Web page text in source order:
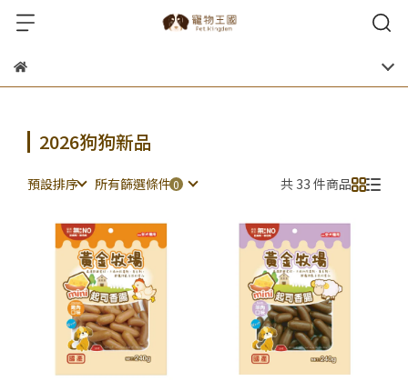
2026狗狗新品
預設排序 所有篩選條件 共 33 件商品